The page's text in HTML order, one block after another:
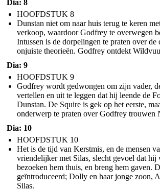
Dia: 8
HOOFDSTUK 8
Dunstan niet om naar huis terug te keren
verkoop, waardoor Godfrey te overwegen
Intussen is de dorpelingen te praten over de
onjuiste theorieën. Godfrey ontdekt
Dia: 9
HOOFDSTUK 9
Godfrey wordt gedwongen om zijn vader,
vertellen en uit te leggen dat hij leende de
Dunstan. De Squire is gek op het eerste,
onderwerp te praten over Godfrey trouwen
Dia: 10
HOOFDSTUK 10
Het is de tijd van Kerstmis, en de mensen
vriendelijker met Silas, slecht gevoel dat hij
bezoeken hem thuis, en breng hem gaven.
geïntroduceerd; Dolly en haar jonge zoon,
Silas.